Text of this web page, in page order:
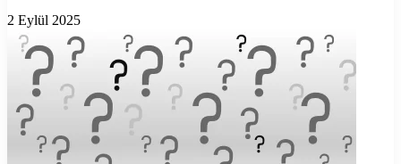
2 Eylül 2025